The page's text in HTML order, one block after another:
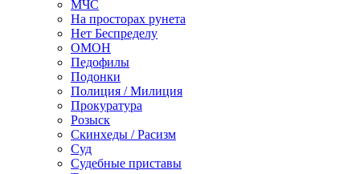
МЧС
На просторах рунета
Нет Беспределу
ОМОН
Педофилы
Подонки
Полиция / Милиция
Прокуратура
Розыск
Скинхеды / Расизм
Суд
Судебные приставы